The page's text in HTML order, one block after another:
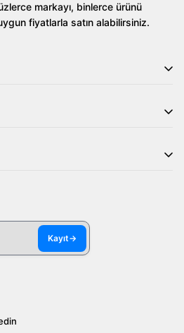
markayı, binlerce ürünü
fiyatlarla satın alabilirsiniz.
Kayıt→